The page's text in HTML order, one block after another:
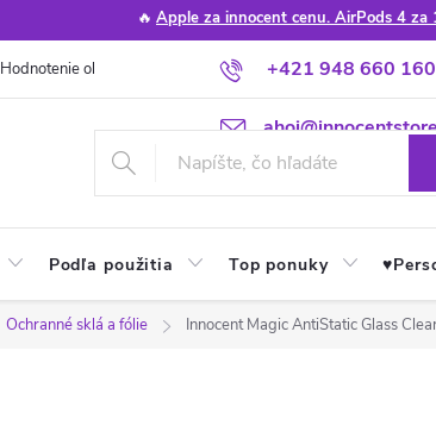
🔥 Apple za innocent cenu. AirPods 4 za
+421 948 660 160
Hodnotenie obchodu Poradňa Apple návody a tipy
Podľa použitia Top ponuky
Ochranné sklá a fólie Innocent Magic AntiStatic Glass